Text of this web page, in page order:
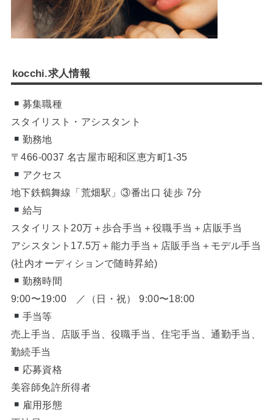
kocchi.求人情報
募集職種
スタイリスト・アシスタント
勤務地
〒466-0037 名古屋市昭和区恵方町1-35
アクセス
地下鉄鶴舞線「荒畑駅」③番出口 徒歩 7分
給与
スタイリスト20万＋歩合手当＋役職手当＋店販手当
アシスタント17.5万＋能力手当＋店販手当＋モデル手当
(社内オーディションで随時昇給)
勤務時間
9:00〜19:00 ／（日・祝） 9:00〜18:00
手当等
売上手当、店販手当、役職手当、住宅手当、通勤手当、
勤続手当
応募資格
美容師免許所得者
雇用形態